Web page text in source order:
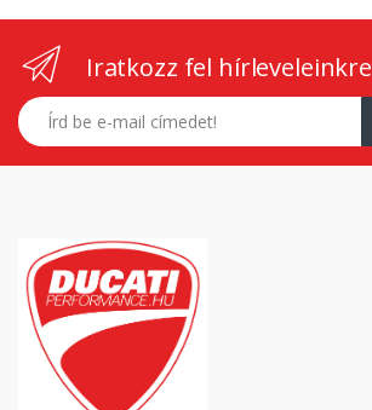
Iratkozz fel hírleveleinkre
E-mail címed